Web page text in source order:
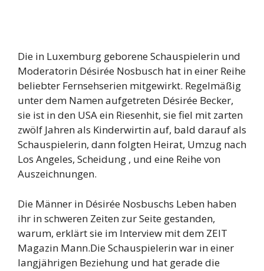
Die in Luxemburg geborene Schauspielerin und
Moderatorin Désirée Nosbusch hat in einer Reihe
beliebter Fernsehserien mitgewirkt. Regelmäßig
unter dem Namen aufgetreten Désirée Becker,
sie ist in den USA ein Riesenhit, sie fiel mit zarten
zwölf Jahren als Kinderwirtin auf, bald darauf als
Schauspielerin, dann folgten Heirat, Umzug nach
Los Angeles, Scheidung , und eine Reihe von
Auszeichnungen.
Die Männer in Désirée Nosbuschs Leben haben
ihr in schweren Zeiten zur Seite gestanden,
warum, erklärt sie im Interview mit dem ZEIT
Magazin Mann.Die Schauspielerin war in einer
langjährigen Beziehung und hat gerade die